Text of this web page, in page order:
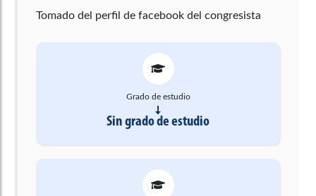
Tomado del perfil de facebook del congresista
Grado de estudio
Sin grado de estudio